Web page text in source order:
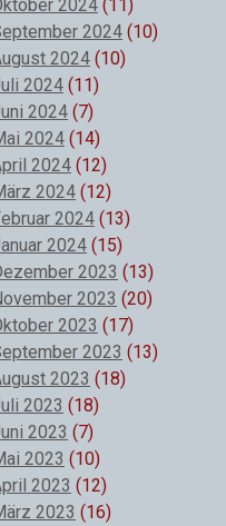
2024 (11)
2024 (10)
2024 (10)
2024 (11)
2024 (7)
2024 (14)
2024 (12)
2024 (12)
2024 (13)
2024 (15)
2023 (13)
2023 (20)
2023 (17)
2023 (13)
2023 (18)
2023 (18)
2023 (7)
2023 (10)
2023 (12)
2023 (16)